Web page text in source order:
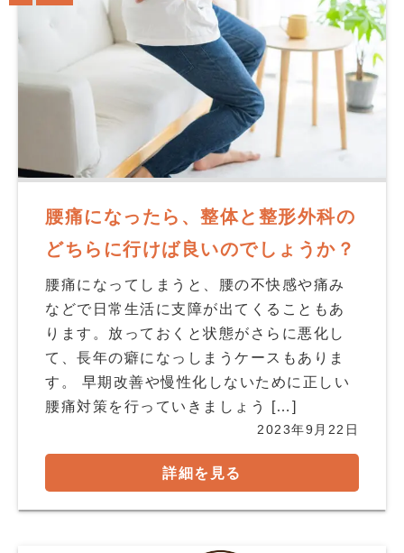
腰痛になったら、整体と整形外科の
どちらに行けば良いのでしょうか？
腰痛になってしまうと、腰の不快感や痛み
などで日常生活に支障が出てくることもあ
ります。放っておくと状態がさらに悪化し
て、長年の癖になっしまうケースもありま
す。 早期改善や慢性化しないために正しい
腰痛対策を行っていきましょう […]
2023年9月22日
詳細を見る